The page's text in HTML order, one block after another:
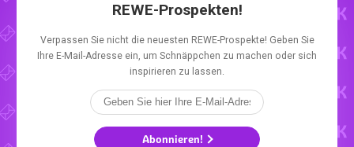
REWE-Prospekten!
Verpassen Sie nicht die neuesten REWE-Prospekte! Geben Sie
Ihre E-Mail-Adresse ein, um Schnäppchen zu machen oder sich
inspirieren zu lassen.
Abonnieren!